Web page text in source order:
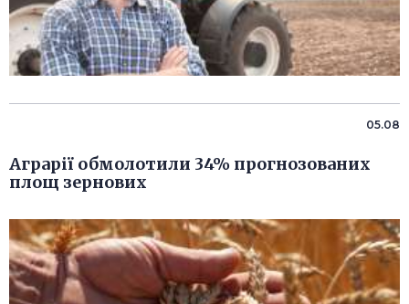
05.08
Аграрії обмолотили 34% прогнозованих
площ зернових